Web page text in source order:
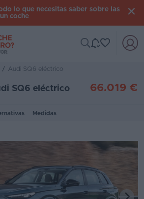
lo que necesitas saber sobre las
coche
/ Audi SQ6 eléctrico
SQ6 eléctrico 66.019 €
Medidas